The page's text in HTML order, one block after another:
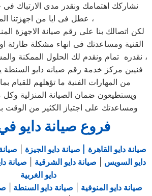
نشاركك اهتمامك ونقدر مدى الارتباك
عطل فى ايا من اجهزتنا المنزلية ،
لكن اتصالك بنا على رقم صيانة الاجهزة
القنية ومساعدتك فى انهاء مشكلة طارئة
نقدره تمام ونقدم لك الحلول الممكنة والمساعدة قدر المستطاع ،
فنيين مركز خدمة رقم صيانه دايو السنطة
من المهارات الفنية ما تؤهلهم للقيام
ويستطيعون ضمان الصيانة المنزلية
ومساعدتك على اجتياز الكثير من الوقت
فروع صيانة دايو
صيانة دايو القاهرة | صيانة دايو الجيزة
دايو السويس
صيانة دايو الشرقية صيانة
دايو الغربية
صيانة دايو المنوفية صيانة دايو السنطة